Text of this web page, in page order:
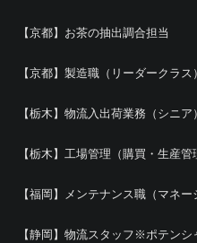
【京都】お茶の抽出調合担当
【京都】製造職（リーダークラス）
【栃木】物流入出荷業務（シニ
【栃木】工場管理（購買・生産管
【福岡】メンテナンス職（マネー
【静岡】物流スタッフ※ポテンシ